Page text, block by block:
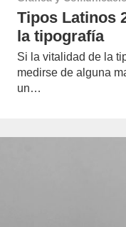
Tipos Latinos
la tipografía
Si la vitalidad de la
medirse de alguna
un…